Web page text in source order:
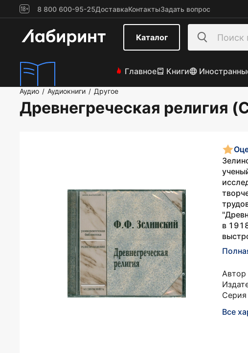
8 800 600-95-25ДоставкаКонтактыЗадать вопрос
Каталог
Главное Книги
Аудио / Аудиокниги / Другое
Древнегреческая религия
в
Автор
Серия
Все